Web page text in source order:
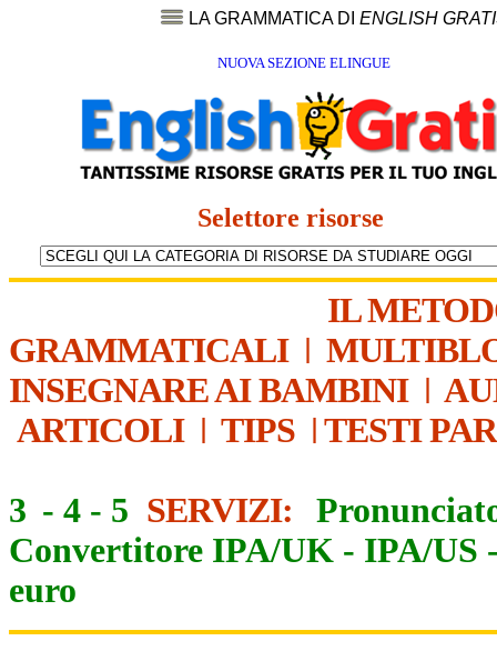
LA GRAMMATICA DI ENGLISH
NUOVA SEZIONE ELINGUE
Selettore risorse
IL
GRAMMATICALI|
INSEGNARE AI BAMBINI|
ARTICOLI| TIPS | TESTI
3 - 4 - 5 SERVIZI:
Convertitore IPA/UK - IPA/US
euro